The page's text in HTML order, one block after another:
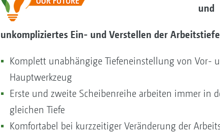
und
unkompliziertes Ein- und Verstellen der Arbeitstiefe
Komplett unabhängige Tiefeneinstellung von Vor-
Hauptwerkzeug
Erste und zweite Scheibenreihe arbeiten immer in
gleichen Tiefe
Komfortabel bei kurzzeitiger Veränderung der